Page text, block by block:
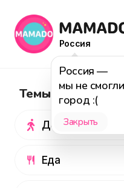
Россия
Россия —
мы не
город :(
Закрыть
Темы
Досуг
Еда